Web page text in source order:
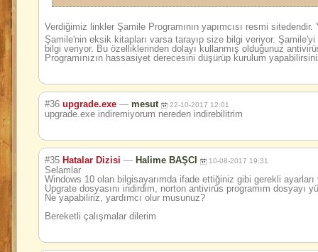
Verdiğimiz linkler Şamile Programının yapımcısı resmi
Şamile'nin eksik kitapları varsa tarayıp size bilgi veriyor. Şamile'yi
bilgi veriyor. Bu özelliklerinden dolayı kullanmış olduğunuz
Programınızın hassasiyet derecesini düşürüp kurulum
#36 upgrade.exe — mesut 22-10-2017 12:01
upgrade.exe indiremiyorum nereden indirebilitrim
#35 Hatalar Dizisi — Halime BAŞCI 10-08-2017 19:31
Selamlar
Windows 10 olan bilgisayarımda ifade ettiğiniz gibi gerekli
Upgrate dosyasını indirdim, norton antivirüs programım dosyayı
Ne yapabiliriz, yardımcı olur musunuz?
Bereketli çalışmalar dilerim